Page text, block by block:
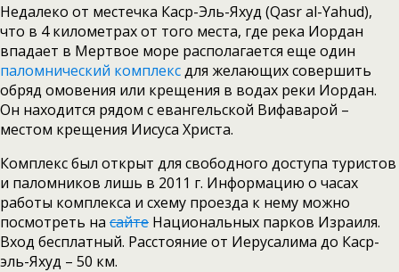
Недалеко от местечка Каср-Эль-Яхуд (Qasr al-Yahud),
что в 4 километрах от того места, где река Иордан
впадает в Мертвое море располагается еще один
паломнический комплексдля желающих совершить
обряд омовения или крещения в водах реки Иордан.
Он находится рядом с евангельской Вифаварой –
местом крещения Иисуса Христа.
Комплекс был открыт для свободного доступа туристов
и паломников лишь в 2011 г. Информацию о часах
работы комплекса и схему проезда к нему можно
посмотреть на сайте Национальных парков Израиля.
Вход бесплатный. Расстояние от Иерусалима до Каср-
эль-Яхуд – 50 км.